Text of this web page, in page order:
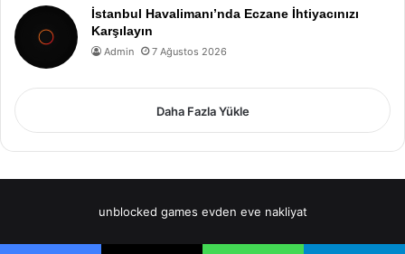
İstanbul Havalimanı’nda Eczane İhtiyacınızı
Karşılayın
Admin 7 Ağustos 2026
Daha Fazla Yükle
unblocked games evden eve nakliyat